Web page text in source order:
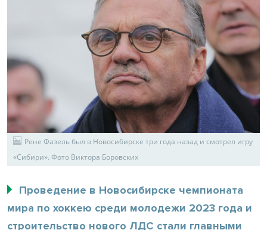
Рене Фазель был в Новосибирске три года назад и смотрел игру
«Сибири». Фото Виктора Боровских
Проведение в Новосибирске чемпионата
мира по хоккею среди молодежи 2023 года и
строительство нового ЛДС стали главными